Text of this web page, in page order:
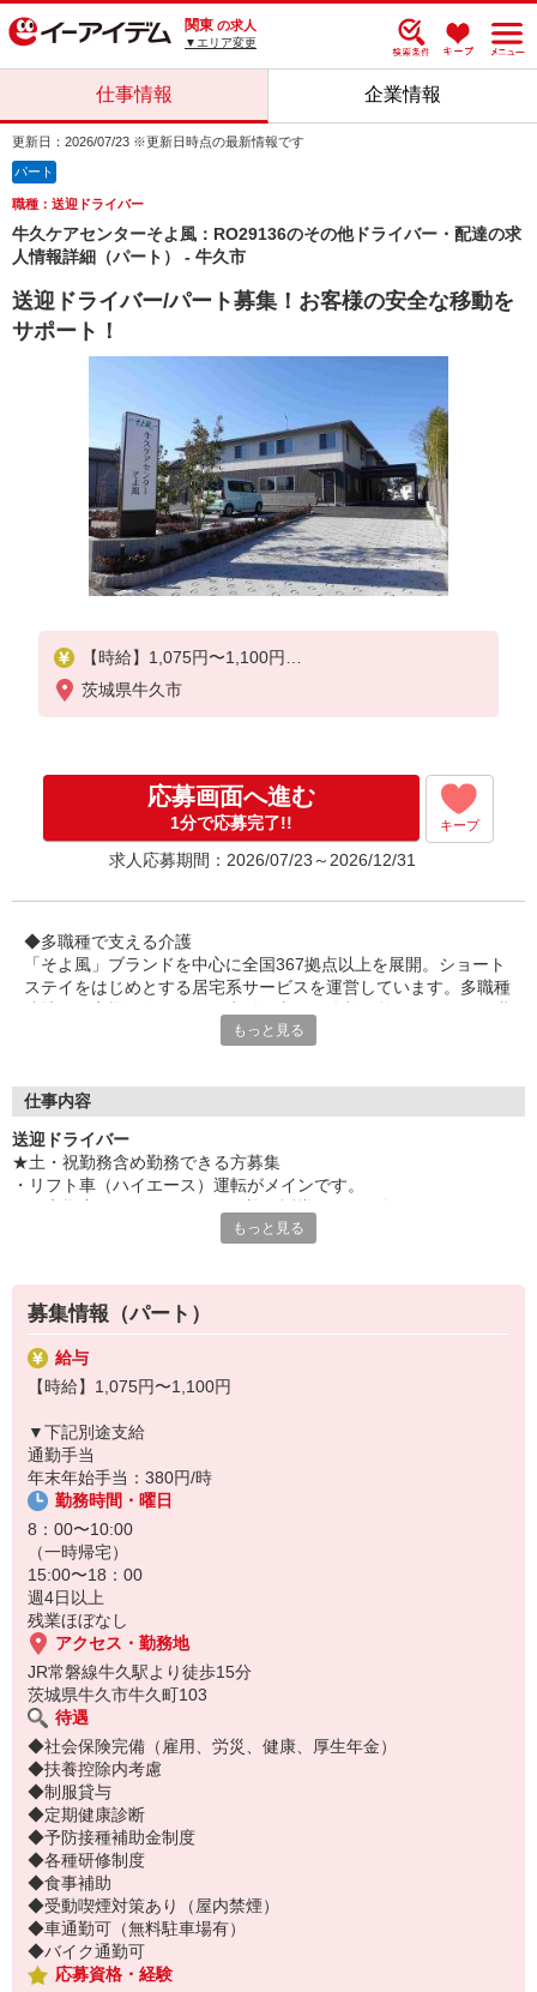
関東 の求人
▼エリア変更
仕事情報 企業情報
更新日：2026/07/23 ※更新日時点の最新情報です
パート
職種：送迎ドライバー
牛久ケアセンターそよ風：RO29136のその他ドライバー・配達の求
人情報詳細（パート） - 牛久市
送迎ドライバー/パート募集！お客様の安全な移動を
サポート！
【時給】1,075円〜1,100円
▼下記別途支給
茨城県牛久市
応募画面へ進む
1分で応募完了!! キープ
求人応募期間：2026/07/23～2026/12/31
◆多職種で支える介護
「そよ風」ブランドを中心に全国367拠点以上を展開。ショート
ステイをはじめとする居宅系サービスを運営しています。多職種
種を超えて相談しやすい雰囲気があり、周囲と連携しながら安心
◆自分らしく働ける
人ひとりの個性や価値観を大切にするため、身だしなみルールを
見直しました。清潔感と節度を大切にできれば、自分らしいスタ
イルで無理なく働ける環境です。
もっと見る
仕事内容
送迎ドライバー
★土・祝勤務含め勤務できる方募集
・リフト車（ハイエース）運転がメインです。
・送迎時のお客様介助業務あり
・慣れてきましたら、1人送迎。
★送迎時のお客様介助業務あり
◆人と話すのが好きな方に
高齢者との会話やふれあいが好きな方にぴったりのお仕事。介護に
様の笑顔や「ありがとう」の言葉が日々のやりがいにつながりま
す。人と接することが好きな方なら、きっと楽しみながら働ける環
境です。
◆充実した研修制度
現場経験の有無を問わず、全スタッフが成長できるよう多彩な研修
制度を用意。OJT研修から始まり、入社時研修、サービス別研修、
オーダーメイド研修など多岐に渡ります。経験者の方はもちろん、
未経験の方も着実に知識と技術が身につき、自信を持って活躍でき
る環境です。
もっと見る
募集情報（パート）
給与
【時給】1,075円〜1,100円
▼下記別途支給
通勤手当
年末年始手当：380円/時
勤務時間・曜日
8：00〜10:00
（一時帰宅）
15:00〜18：00
週4日以上
残業ほぼなし
アクセス・勤務地
JR常磐線牛久駅より徒歩15分
茨城県牛久市牛久町103
待遇
◆社会保険完備（雇用、労災、健康、厚生年金）
◆扶養控除内考慮
◆制服貸与
◆定期健康診断
◆予防接種補助金制度
◆各種研修制度
◆食事補助
◆受動喫煙対策あり（屋内禁煙）
◆車通勤可（無料駐車場有）
◆バイク通勤可
応募資格・経験